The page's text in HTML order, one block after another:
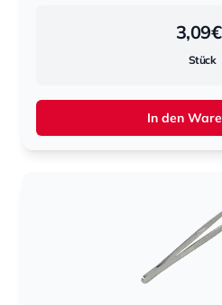
3,09
Stück
In den